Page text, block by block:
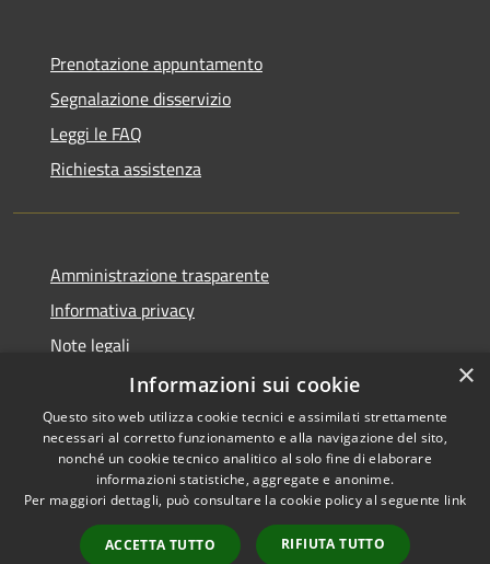
Prenotazione appuntamento
Segnalazione disservizio
Leggi le FAQ
Richiesta assistenza
Amministrazione trasparente
Informativa privacy
Note legali
Dichiarazione di accessibilità
RSS
Accessibilità
Copyright © 2026 • Comune di
Pero • Powered by
Municipium•
Accesso
×
Informazioni sui cookie
Questo sito web utilizza cookie tecnici e assimilati strettamente
necessari al corretto funzionamento e alla navigazione del sito,
nonché un cookie tecnico analitico al solo fine di elaborare
informazioni statistiche, aggregate e anonime.
Per maggiori dettagli, può consultare la cookie policy al seguente link
ACCETTA TUTTO RIFIUTA TUTTO